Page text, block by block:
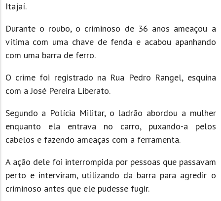
Itajaí.
Durante o roubo, o criminoso de 36 anos ameaçou a
vítima com uma chave de fenda e acabou apanhando
com uma barra de ferro.
O crime foi registrado na Rua Pedro Rangel, esquina
com a José Pereira Liberato.
Segundo a Polícia Militar, o ladrão abordou a mulher
enquanto ela entrava no carro, puxando-a pelos
cabelos e fazendo ameaças com a ferramenta.
A ação dele foi interrompida por pessoas que passavam
perto e interviram, utilizando da barra para agredir o
criminoso antes que ele pudesse fugir.